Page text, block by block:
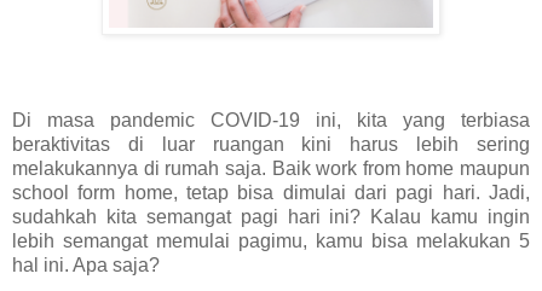
Di masa pandemic COVID-19 ini, kita yang terbiasa
beraktivitas di luar ruangan kini harus lebih sering
melakukannya di rumah saja. Baik work from home maupun
school form home, tetap bisa dimulai dari pagi hari. Jadi,
sudahkah kita semangat pagi hari ini? Kalau kamu ingin
lebih semangat memulai pagimu, kamu bisa melakukan 5
hal ini. Apa saja?